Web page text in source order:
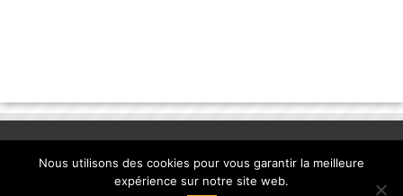
Nous utilisons des cookies pour vous garantir la meilleure
expérience sur notre site web.